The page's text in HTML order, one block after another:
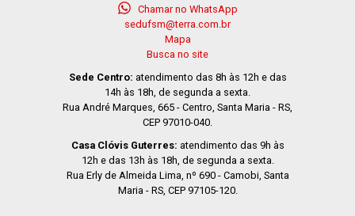
Chamar no WhatsApp
sedufsm@terra.com.br
Mapa
Busca no site
Sede Centro: atendimento das 8h às 12h e das
14h às 18h, de segunda a sexta.
Rua André Marques, 665 - Centro, Santa Maria - RS,
CEP 97010-040.
Casa Clóvis Guterres: atendimento das 9h às
12h e das 13h às 18h, de segunda a sexta.
Rua Erly de Almeida Lima, nº 690 - Camobi, Santa
Maria - RS, CEP 97105-120.